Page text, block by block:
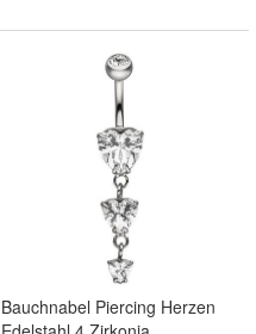
Bauchnabel Piercing Herzen